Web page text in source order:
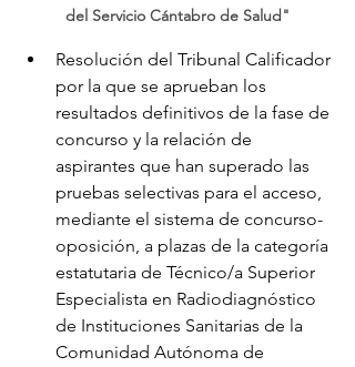
del Servicio Cántabro de Salud"
Resolución del Tribunal Calificador
por la que se aprueban los
resultados definitivos de la fase de
concurso y la relación de
aspirantes que han superado las
pruebas selectivas para el acceso,
mediante el sistema de concurso-
oposición, a plazas de la categoría
estatutaria de Técnico/a Superior
Especialista en Radiodiagnóstico
de Instituciones Sanitarias de la
Comunidad Autónoma de